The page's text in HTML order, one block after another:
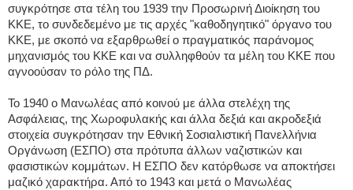
συγκρότησε στα τέλη του 1939 την Προσωρινή Διοίκηση του
ΚΚΕ, το συνδεδεμένο με τις αρχές "καθοδηγητικό" όργανο του
ΚΚΕ, με σκοπό να εξαρθρωθεί ο πραγματικός παράνομος
μηχανισμός του ΚΚΕ και να συλληφθούν τα μέλη του ΚΚΕ που
αγνοούσαν το ρόλο της ΠΔ.
Το 1940 ο Μανωλέας από κοινού με άλλα στελέχη της
Ασφάλειας, της Χωροφυλακής και άλλα δεξιά και ακροδεξιά
στοιχεία συγκρότησαν την Εθνική Σοσιαλιστική Πανελλήνια
Οργάνωση (ΕΣΠΟ) στα πρότυπα άλλων ναζιστικών και
φασιστικών κομμάτων. Η ΕΣΠΟ δεν κατόρθωσε να αποκτήσει
μαζικό χαρακτήρα. Από το 1943 και μετά ο Μανωλέας